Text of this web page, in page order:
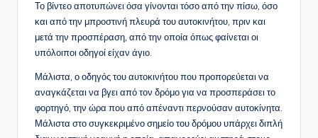
Το βίντεο αποτυπώνει όσα γίνονται τόσο από την πίσω, όσο
και από την μπροστινή πλευρά του αυτοκινήτου, πριν και
μετά την προσπέραση, από την οποία όπως φαίνεται οι
υπόλοιποι οδηγοί είχαν άγιο.
Μάλιστα, ο οδηγός του αυτοκινήτου που προπορεύεται να
αναγκάζεται να βγει από τον δρόμο για να προσπεράσει το
φορτηγό, την ώρα που από απέναντι περνούσαν αυτοκίνητα.
Μάλιστα στο συγκεκριμένο σημείο του δρόμου υπάρχει διπλή